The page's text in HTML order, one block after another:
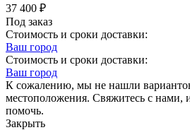
37 400 ₽
Под заказ
Стоимость и сроки доставки:
Ваш город
Стоимость и сроки доставки:
Ваш город
К сожалению, мы не нашли
местоположения. Свяжитесь с нами,
помочь.
Закрыть